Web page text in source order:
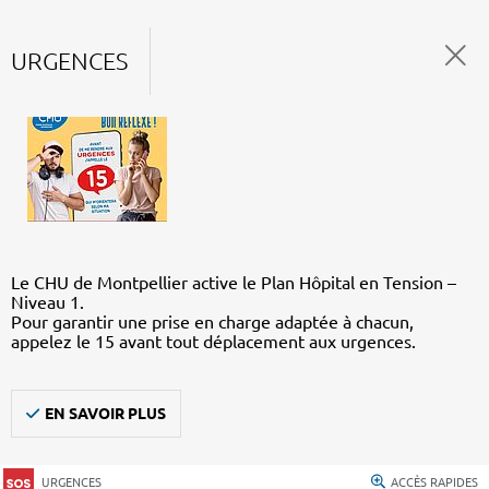
URGENCES
Le CHU de Montpellier active le Plan Hôpital en Tension –
Niveau 1.
Pour garantir une prise en charge adaptée à chacun,
appelez le 15 avant tout déplacement aux urgences.
EN SAVOIR PLUS
URGENCES ACCÈS RAPIDES